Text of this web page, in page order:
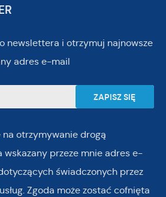
newslettera i otrzymuj najnowsze
adres e-mail
na otrzymywanie drogą
wskazany przeze mnie adres e-
świadczonych przez
Zgoda może zostać cofnięta